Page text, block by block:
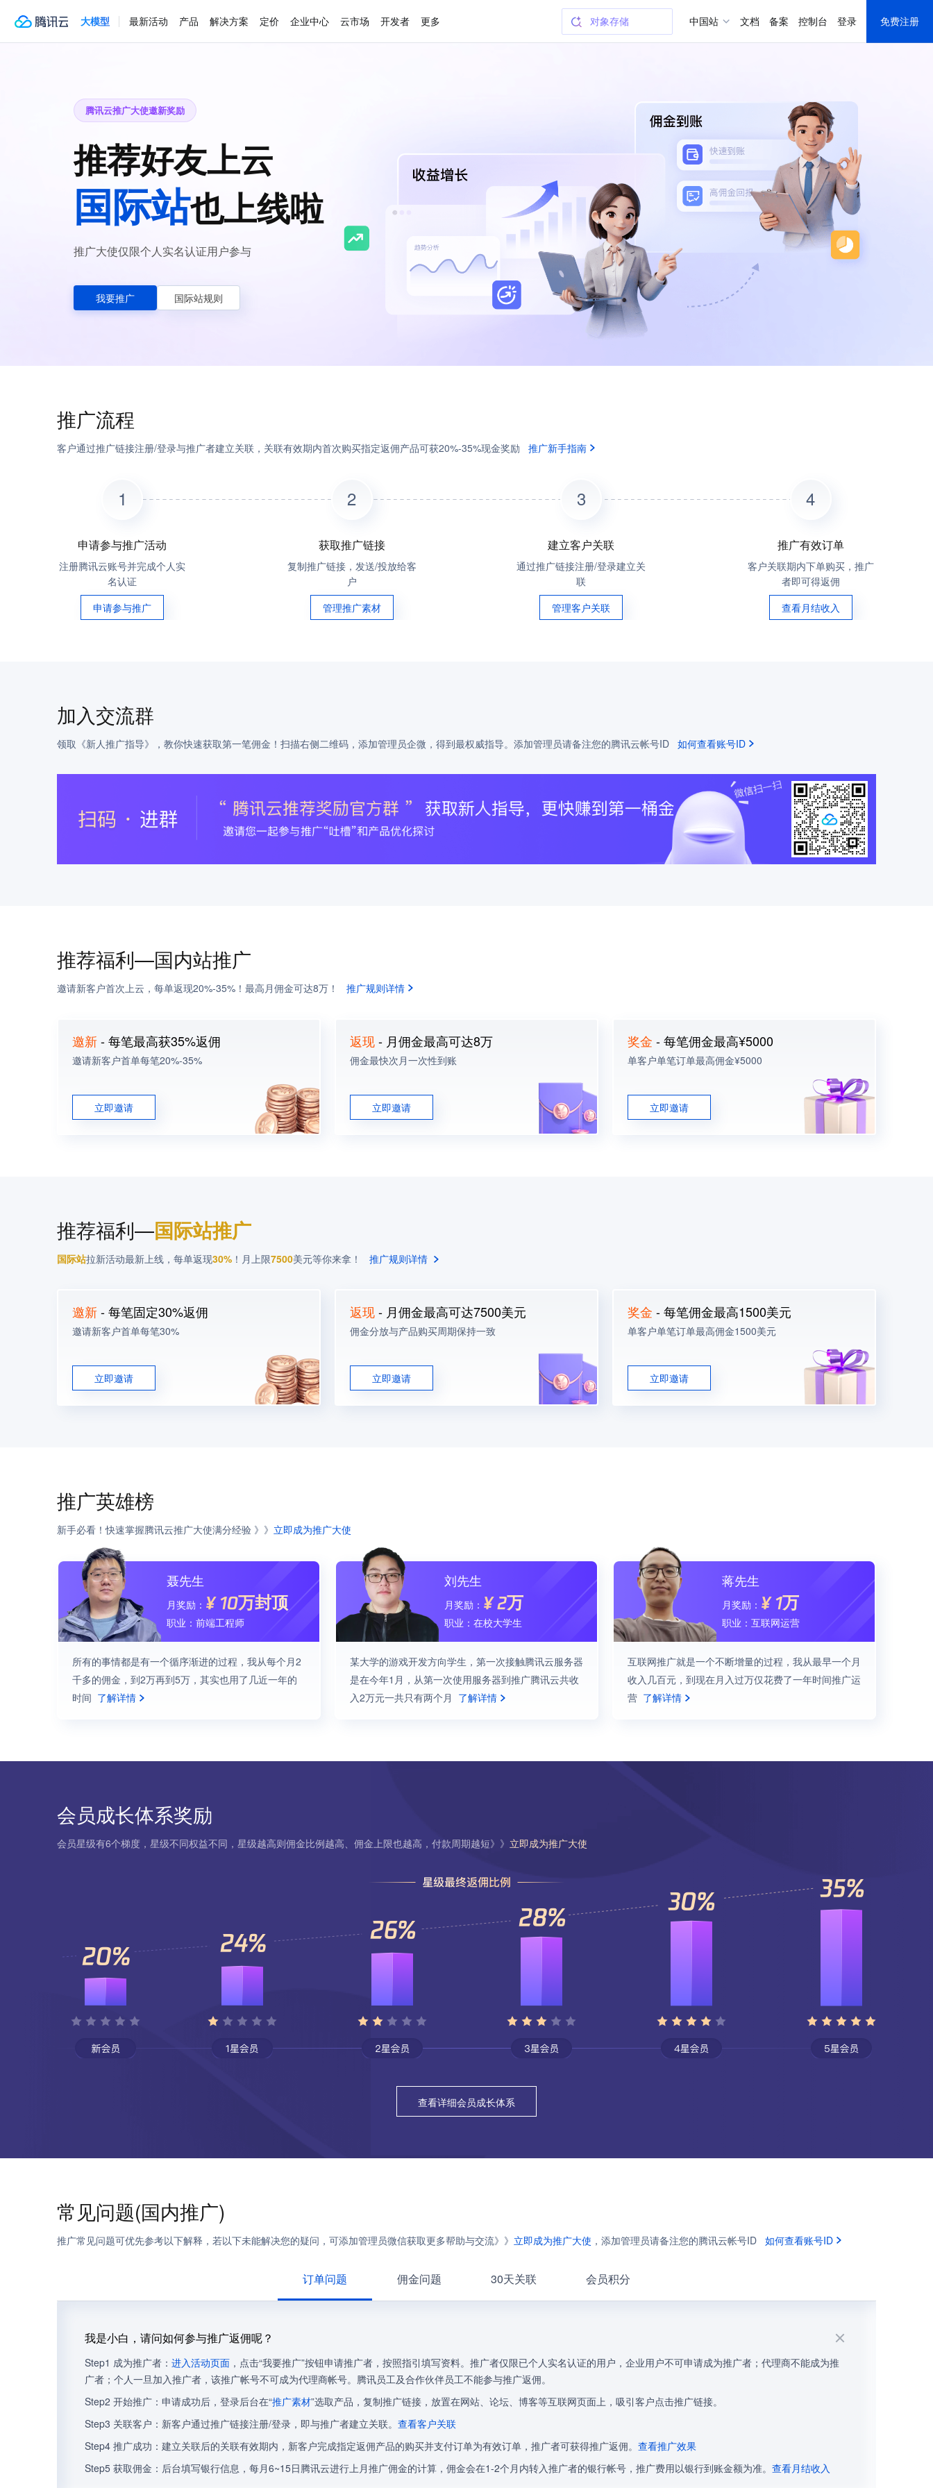
大模型 最新活动 产品 解决方案 定价 企业中心 云市场 开发者 更多
云服务器
WorkBuddy
TokenHub
域名
CodeBuddy
SSL 证书
短信
中国站 文档 备案 控制台 登录 免费注册
腾讯云推广大使邀新奖励
推荐好友上云
国际站也上线啦
推广大使仅限个人实名认证用户参与
我要推广 国际站规则
推广流程
客户通过推广链接注册/登录与推广者建立关联，关联有效期内首次购买指定返佣产品可获20%-35%现金奖励 推广新手指南
1
申请参与推广活动
注册腾讯云账号并完成个人实
名认证
申请参与推广
2
获取推广链接
复制推广链接，发送/投放给客
户
管理推广素材
3
建立客户关联
通过推广链接注册/登录建立关
联
管理客户关联
4
推广有效订单
客户关联期内下单购买，推广
者即可得返佣
查看月结收入
加入交流群
领取《新人推广指导》，教你快速获取第一笔佣金！扫描右侧二维码，添加管理员企微，得到最权威指导。添加管理员请备注您的腾讯云帐号ID 如何查看账号ID
推荐福利—国内站推广
邀请新客户首次上云，每单返现20%-35%！最高月佣金可达8万！ 推广规则详情
邀新- 每笔最高获35%返佣
邀请新客户首单每笔20%-35%
立即邀请
返现- 月佣金最高可达8万
佣金最快次月一次性到账
立即邀请
奖金 - 每笔佣金最高¥5000
单客户单笔订单最高佣金¥5000
立即邀请
推荐福利—国际站推广
国际站拉新活动最新上线，每单返现30% ！月上限7500美元等你来拿！ 推广规则详情
邀新- 每笔固定30%返佣
邀请新客户首单每笔30%
立即邀请
返现- 月佣金最高可达7500美元
佣金分放与产品购买周期保持一致
立即邀请
奖金 - 每笔佣金最高1500美元
单客户单笔订单最高佣金1500美元
立即邀请
推广英雄榜
新手必看！快速掌握腾讯云推广大使满分经验 》》 立即成为推广大使
聂先生
月奖励： ¥10万封顶
职业： 前端工程师
所有的事情都是有一个循序渐进的过程，我从每个月2
千多的佣金，到2万再到5万，其实也用了几近一年的
时间 了解详情
刘先生
月奖励： ¥2万
职业： 在校大学生
某大学的游戏开发方向学生，第一次接触腾讯云服务器
是在今年1月，从第一次使用服务器到推广腾讯云共收
入2万元一共只有两个月 了解详情
蒋先生
月奖励： ¥1万
职业： 互联网运营
互联网推广就是一个不断增量的过程，我从最早一个月
收入几百元，到现在月入过万仅花费了一年时间推广运
营 了解详情
会员成长体系奖励
会员星级有6个梯度，星级不同权益不同，星级越高则佣金比例越高、佣金上限也越高，付款周期越短》》 立即成为推广大使
查看详细会员成长体系
常见问题(国内推广)
推广常见问题可优先参考以下解释，若以下未能解决您的疑问，可添加管理员微信获取更多帮助与交流》》 立即成为推广大使 ，添加管理员请备注您的腾讯云帐号ID 如何查看账号ID
订单问题 佣金问题 30天关联 会员积分
我是小白，请问如何参与推广返佣呢？
Step1 成为推广者： 进入活动页面 ，点击“我要推广”按钮申请推广者，按照指引填写资料。推广者仅限已个人实名认证的用户，企业用户不可申请成为推广者；代理商不能成为推
广者；个人一旦加入推广者，该推广帐号不可成为代理商帐号。腾讯员工及合作伙伴员工不能参与推广返佣。
Step2 开始推广：申请成功后，登录后台在“推广素材”选取产品，复制推广链接，放置在网站、论坛、博客等互联网页面上，吸引客户点击推广链接。
Step3 关联客户：新客户通过推广链接注册/登录，即与推广者建立关联。 查看客户关联
Step4 推广成功：建立关联后的关联有效期内，新客户完成指定返佣产品的购买并支付订单为有效订单，推广者可获得推广返佣。 查看推广效果
Step5 获取佣金：后台填写银行信息，每月6~15日腾讯云进行上月推广佣金的计算，佣金会在1-2个月内转入推广者的银行帐号，推广费用以银行到账金额为准。 查看月结收入